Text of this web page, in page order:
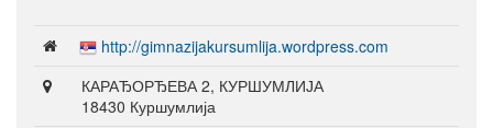
http://gimnazijakursumlija.wordpress.com
КАРАЂОРЂЕВА 2, КУРШУМЛИЈА
18430 Куршумлија